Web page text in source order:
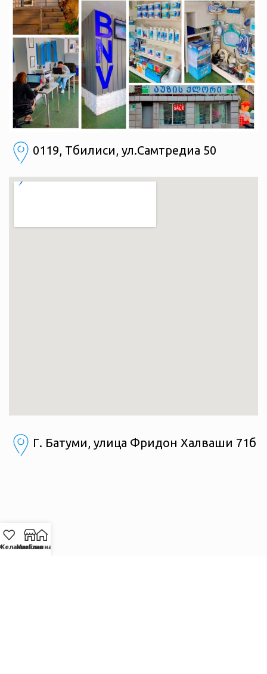
0119, Тбилиси, ул.Самтредиа 50
Г. Батуми, улица Фридон Халваши 71б
Магазин
Главная